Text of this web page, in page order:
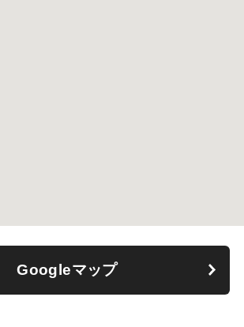
Googleマップ